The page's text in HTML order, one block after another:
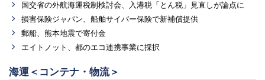
国交省の外航海運税制検討会、入港税「とん税」見直しが論点に
損害保険ジャパン、船舶サイバー保険で新補償提供
郵船、熊本地震で寄付金
エイトノット、都のエコ連携事業に採択
海運＜コンテナ・物流＞